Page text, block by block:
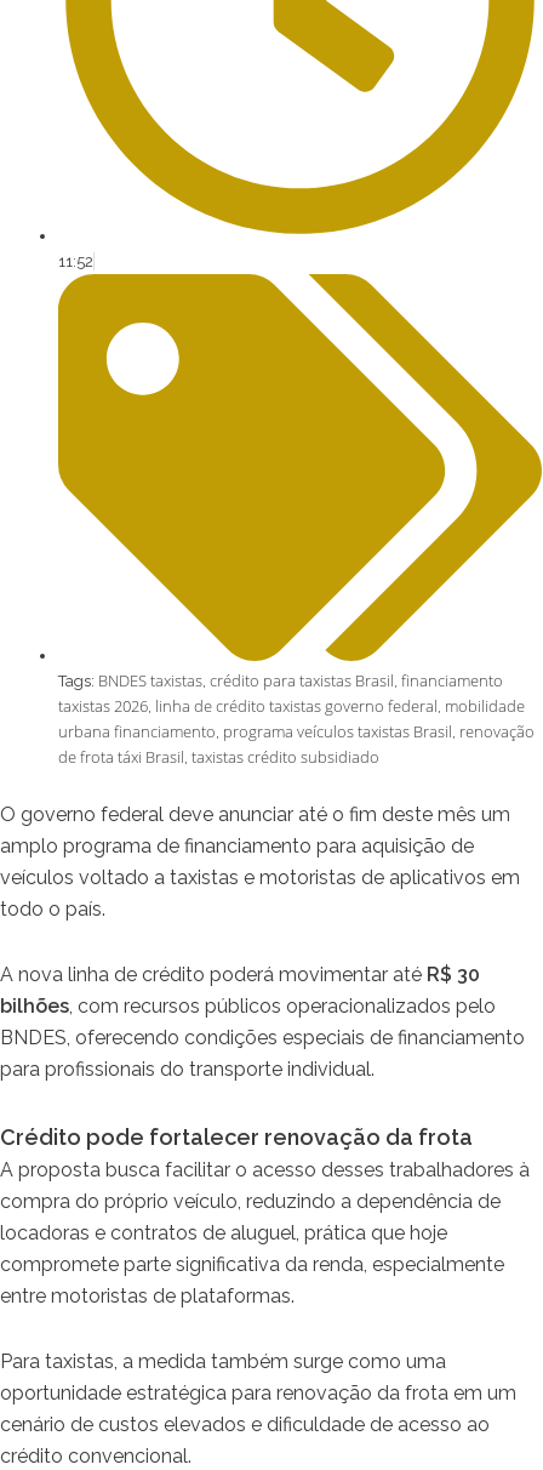
11:52
Tags: BNDES taxistas, crédito para taxistas Brasil, financiamento
taxistas 2026, linha de crédito taxistas governo federal, mobilidade
urbana financiamento, programa veículos taxistas Brasil, renovação
de frota táxi Brasil, taxistas crédito subsidiado
O governo federal deve anunciar até o fim deste mês um
amplo programa de financiamento para aquisição de
veículos voltado a taxistas e motoristas de aplicativos em
todo o país.
A nova linha de crédito poderá movimentar até R$ 30
bilhões, com recursos públicos operacionalizados pelo
BNDES, oferecendo condições especiais de financiamento
para profissionais do transporte individual.
Crédito pode fortalecer renovação da frota
A proposta busca facilitar o acesso desses trabalhadores à
compra do próprio veículo, reduzindo a dependência de
locadoras e contratos de aluguel, prática que hoje
compromete parte significativa da renda, especialmente
entre motoristas de plataformas.
Para taxistas, a medida também surge como uma
oportunidade estratégica para renovação da frota em um
cenário de custos elevados e dificuldade de acesso ao
crédito convencional.